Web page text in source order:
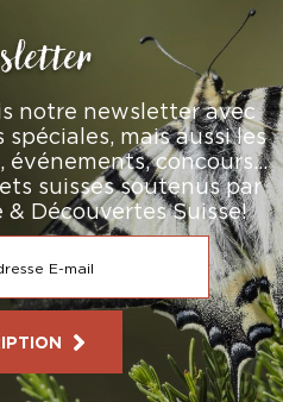
notre newsletter avec
mais aussi les
événements, concours…
suisses soutenus par
Découvertes Suisse!